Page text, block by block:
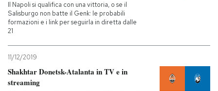
Il Napoli si qualifica con una vittoria, o se il
Salisburgo non batte il Genk: le probabili
formazioni e i link per seguirla in diretta dalle
21
11/12/2019
Shakhtar Donetsk-Atalanta in TV e in
streaming